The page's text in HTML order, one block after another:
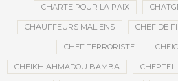
CHARTE POUR LA PAIX
CHAUFFEURS MALIENS CHEF DE
CHEF TERRORISTE
CHEIKH AHMADOU BAMBA CHEPTEL